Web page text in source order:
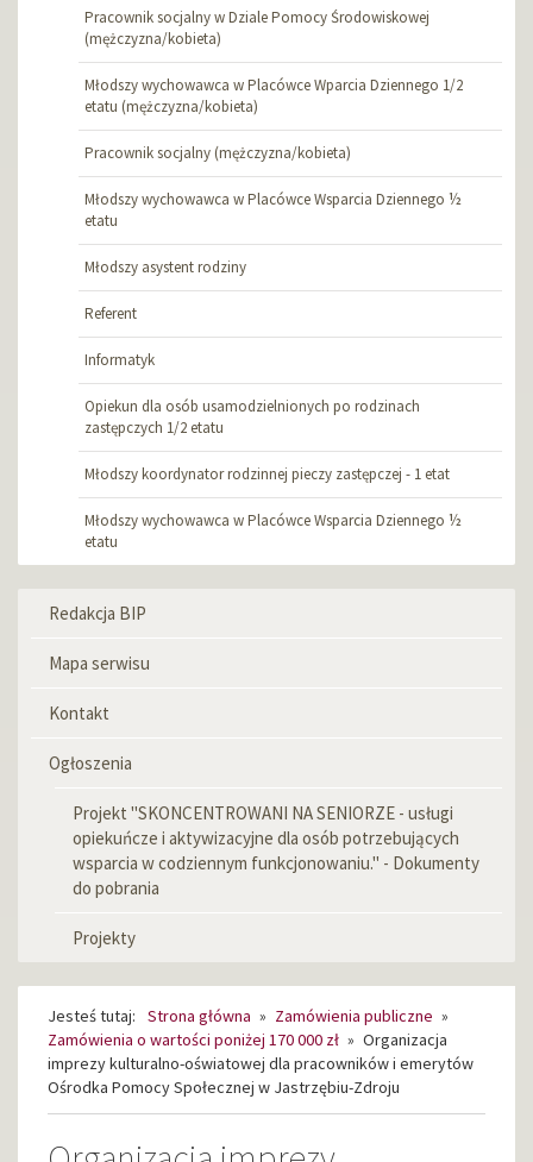
Pracownik socjalny w Dziale Pomocy Środowiskowej
(mężczyzna/kobieta)
Młodszy wychowawca w Placówce Wparcia Dziennego 1/2
etatu (mężczyzna/kobieta)
Pracownik socjalny (mężczyzna/kobieta)
Młodszy wychowawca w Placówce Wsparcia Dziennego ½
etatu
Młodszy asystent rodziny
Referent
Informatyk
Opiekun dla osób usamodzielnionych po rodzinach
zastępczych 1/2 etatu
Młodszy koordynator rodzinnej pieczy zastępczej - 1 etat
Młodszy wychowawca w Placówce Wsparcia Dziennego ½
etatu
Menu
Redakcja BIP
Mapa serwisu
Kontakt
Ogłoszenia
Projekt "SKONCENTROWANI NA SENIORZE - usługi
opiekuńcze i aktywizacyjne dla osób potrzebujących
wsparcia w codziennym funkcjonowaniu." - Dokumenty
do pobrania
Projekty
Jesteś tutaj: Strona główna » Zamówienia publiczne »
Zamówienia o wartości poniżej 170 000 zł » Organizacja
imprezy kulturalno-oświatowej dla pracowników i emerytów
Ośrodka Pomocy Społecznej w Jastrzębiu-Zdroju